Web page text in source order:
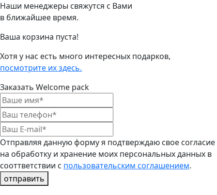
Наши менеджеры свяжутся с Вами
в ближайшее время.
Ваша корзина пуста!
Хотя у нас есть много интересных подарков,
посмотрите их здесь.
Заказать Welcome pack
Отправляя данную форму я подтверждаю свое согласие
на обработку и хранение моих персональных данных в
сооттветствии с пользовательским соглашением.
отправить